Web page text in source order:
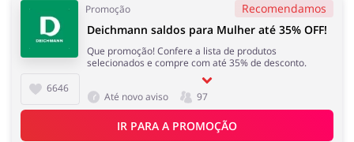
Promoção Recomendamos
6646
Deichmann saldos para Mulher até 35% OFF!
Que promoção! Confere a lista de produtos
selecionados e compre com até 35% de desconto.
Até novo aviso 97
IR PARA A PROMOÇÃO